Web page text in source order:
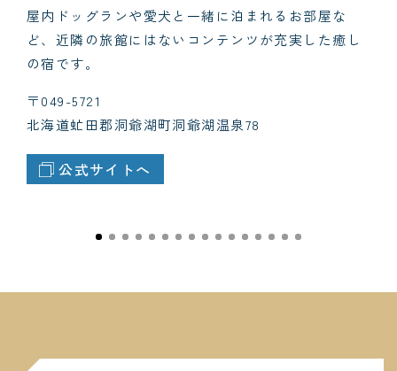
屋内ドッグランや愛犬と一緒に泊まれるお部屋な
ど、近隣の旅館にはないコンテンツが充実した癒し
の宿です。
〒049-5721
北海道虻田郡洞爺湖町洞爺湖温泉78
公式サイトへ